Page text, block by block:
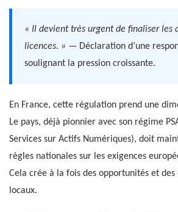
« Il devient très urgent de finaliser les
licences. » — Déclaration d’une
soulignant la pression croissante.
En France, cette régulation prend une
Le pays, déjà pionnier avec son régime
Services sur Actifs Numériques), doit
règles nationales sur les exigences
Cela crée à la fois des opportunités et
locaux.